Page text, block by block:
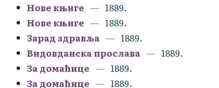
Нове књиге
1889.
Нове књиге
1889.
Зарад здравља
1889.
Видовданска прослава
1889.
За домаћице
1889.
За домаћице
1889.